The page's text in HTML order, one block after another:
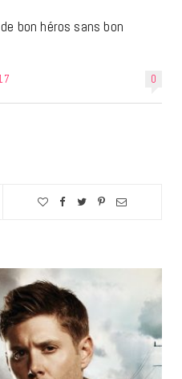
bon héros sans bon
0